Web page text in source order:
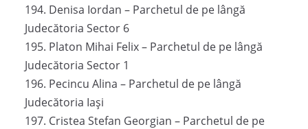
194. Denisa Iordan – Parchetul de pe lângă
Judecătoria Sector 6
195. Platon Mihai Felix – Parchetul de pe lângă
Judecătoria Sector 1
196. Pecincu Alina – Parchetul de pe lângă
Judecătoria Iași
197. Cristea Stefan Georgian – Parchetul de pe